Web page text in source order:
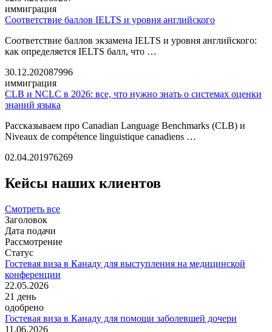
иммиграция
Соответствие баллов IELTS и уровня английского
Соответствие баллов экзамена IELTS и уровня английского:
как определяется IELTS балл, что …
30.12.202087996
иммиграция
CLB и NCLC в 2026: все, что нужно знать о системах оценки
знаний языка
Рассказываем про Canadian Language Benchmarks (CLB) и
Niveaux de compétence linguistique canadiens …
02.04.201976269
Кейсы наших клиентов
Смотреть все
Заголовок
Дата подачи
Рассмотрение
Статус
Гостевая виза в Канаду для выступления на медицинской
конференции
22.05.2026
21 день
одобрено
Гостевая виза в Канаду для помощи заболевшей дочери
11.06.2026